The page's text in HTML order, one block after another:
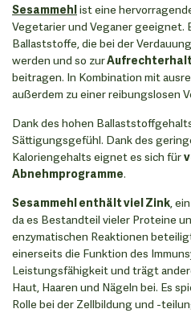
Sesammehlist eine
Vegetarier und Veganer geeignet.
Ballaststoffe, die bei der
werden und so zur
beitragen. In Kombination mit
außerdem zu einer reibungslosen
Dank des hohen
Sättigungsgefühl. Dank des
Kaloriengehalts eignet es sich für
Abnehmprogramme.
Sesammehl enthält viel Zink,
da es Bestandteil vieler Proteine
enzymatischen Reaktionen
einerseits die Funktion des
Leistungsfähigkeit und trägt
Haut, Haaren und Nägeln bei. Es
Rolle bei der Zellbildung und -